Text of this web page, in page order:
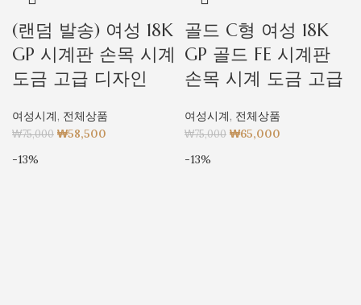
(랜덤 발송) 여성 18K
GP 시계판 손목 시계
도금 고급 디자인
여성시계, 전체상품
₩75,000 ₩58,500
골드 C형 여성 18K
GP 골드 FE 시계판
손목 시계 도금 고급
여성시계, 전체상품
₩75,000 ₩65,000
-13%
-13%